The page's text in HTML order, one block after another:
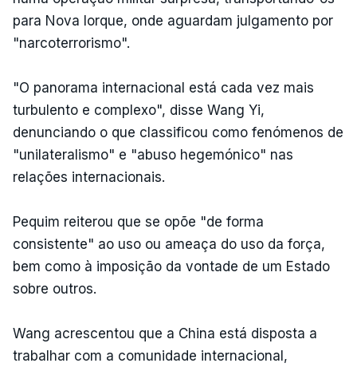
para Nova Iorque, onde aguardam julgamento por
"narcoterrorismo".
"O panorama internacional está cada vez mais
turbulento e complexo", disse Wang Yi,
denunciando o que classificou como fenómenos de
"unilateralismo" e "abuso hegemónico" nas
relações internacionais.
Pequim reiterou que se opõe "de forma
consistente" ao uso ou ameaça do uso da força,
bem como à imposição da vontade de um Estado
sobre outros.
Wang acrescentou que a China está disposta a
trabalhar com a comunidade internacional,